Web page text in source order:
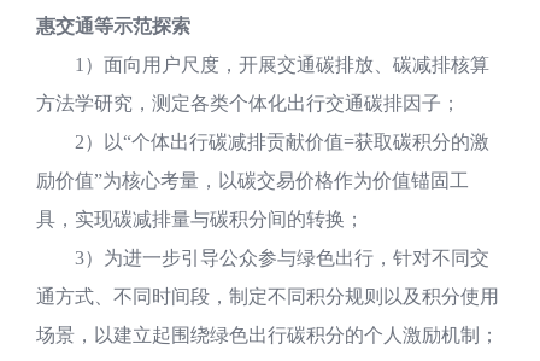
惠交通等示范探索
1）面向用户尺度，开展交通碳排放、碳减排核算
方法学研究，测定各类个体化出行交通碳排因子；
2）以“个体出行碳减排贡献价值=获取碳积分的激
励价值”为核心考量，以碳交易价格作为价值锚固工
具，实现碳减排量与碳积分间的转换；
3）为进一步引导公众参与绿色出行，针对不同交
通方式、不同时间段，制定不同积分规则以及积分使用
场景，以建立起围绕绿色出行碳积分的个人激励机制；